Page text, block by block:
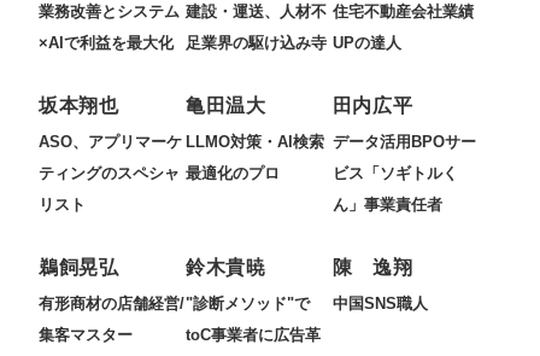
業務改善とシステム
×AIで利益を最大化
建設・運送、人材不
足業界の駆け込み寺
住宅不動産会社業績
UPの達人
坂本翔也
ASO、アプリマーケ
ティングのスペシャ
リスト
亀田温大
LLMO対策・AI検索
最適化のプロ
田内広平
データ活用BPOサー
ビス「ソギトルく
ん」事業責任者
鵜飼晃弘
有形商材の店舗経営/
集客マスター
鈴木貴暁
"診断メソッド"で
toC事業者に広告革
陳 逸翔
中国SNS職人